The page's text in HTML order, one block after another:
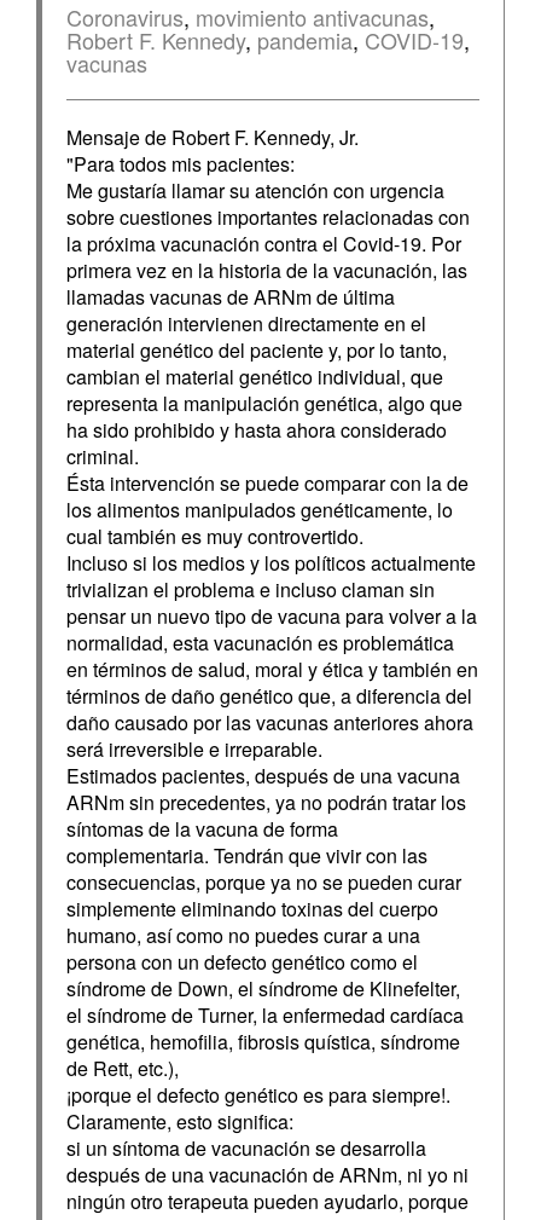
Coronavirus, movimiento antivacunas,
Robert F. Kennedy, pandemia, COVID-19,
vacunas
Mensaje de Robert F. Kennedy, Jr.
"Para todos mis pacientes:
Me gustaría llamar su atención con urgencia
sobre cuestiones importantes relacionadas con
la próxima vacunación contra el Covid-19. Por
primera vez en la historia de la vacunación, las
llamadas vacunas de ARNm de última
generación intervienen directamente en el
material genético del paciente y, por lo tanto,
cambian el material genético individual, que
representa la manipulación genética, algo que
ha sido prohibido y hasta ahora considerado
criminal.
Ésta intervención se puede comparar con la de
los alimentos manipulados genéticamente, lo
cual también es muy controvertido.
Incluso si los medios y los políticos actualmente
trivializan el problema e incluso claman sin
pensar un nuevo tipo de vacuna para volver a la
normalidad, esta vacunación es problemática
en términos de salud, moral y ética y también en
términos de daño genético que, a diferencia del
daño causado por las vacunas anteriores ahora
será irreversible e irreparable.
Estimados pacientes, después de una vacuna
ARNm sin precedentes, ya no podrán tratar los
síntomas de la vacuna de forma
complementaria. Tendrán que vivir con las
consecuencias, porque ya no se pueden curar
simplemente eliminando toxinas del cuerpo
humano, así como no puedes curar a una
persona con un defecto genético como el
síndrome de Down, el síndrome de Klinefelter,
el síndrome de Turner, la enfermedad cardíaca
genética, hemofilia, fibrosis quística, síndrome
de Rett, etc.),
¡porque el defecto genético es para siempre!.
Claramente, esto significa:
si un síntoma de vacunación se desarrolla
después de una vacunación de ARNm, ni yo ni
ningún otro terapeuta pueden ayudarlo, porque